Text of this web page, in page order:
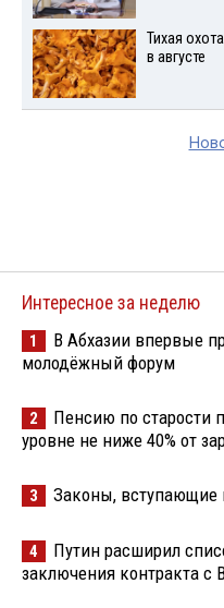
Тихая
в августе
Интересное за неделю
1
В Абхазии впервые
молодёжный форум
2
Пенсию по старости
уровне не ниже 40% от
3 Законы, вступающие
4
Путин расширил
заключения контракта с